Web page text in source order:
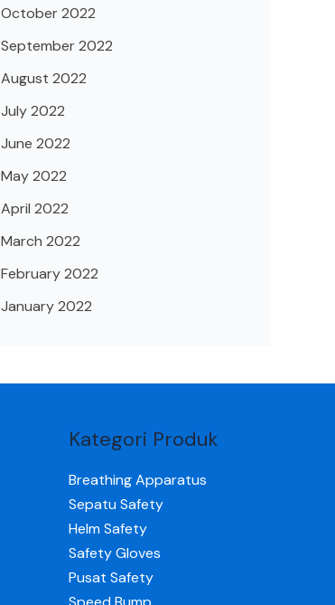
October 2022
September 2022
August 2022
July 2022
June 2022
May 2022
April 2022
March 2022
February 2022
January 2022
Kategori Produk
Breathing Apparatus
Sepatu Safety
Helm Safety
Safety Gloves
Pusat Safety